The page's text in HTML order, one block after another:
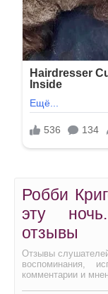
Робби
эту
отзывы
Отзывы
воспоминания,
комментарии и